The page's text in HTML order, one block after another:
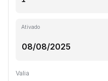
Ativado
Valia